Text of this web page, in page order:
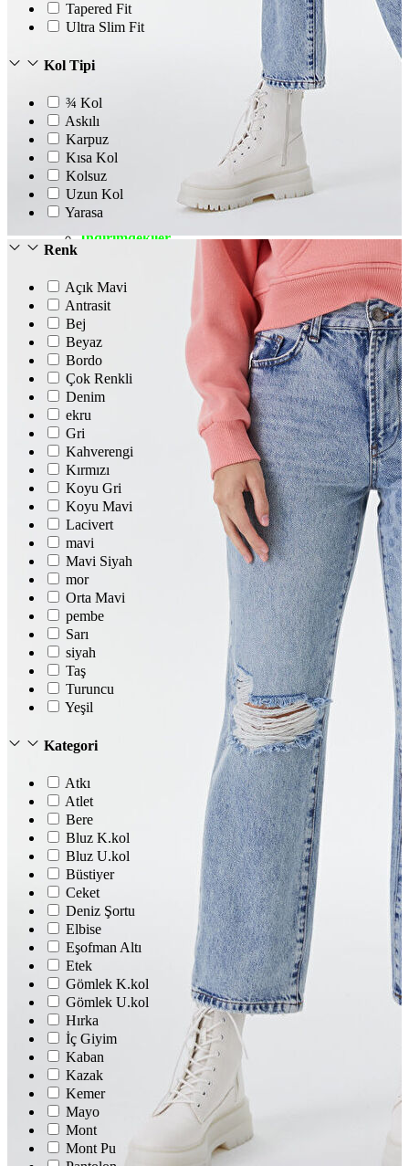
Erkek
Öne Çıkanlar
Yaz Ürünleri
İndirimdekiler
Online Özel Koleksiyon
Jean Pantolon
Pantolon
Gömlek
Sweatshirt
T-shirt
Polo
Şort
Deniz Şortu
Atlet
Hırka
Eşofman Altı
Yağmurluk
Dış Giyim
Mont
Ceket
Kaban
Trenchcoat
Tapered Fit
Ultra Slim Fit
Kol Tipi
¾ Kol
Askılı
Karpuz
Kısa Kol
Kolsuz
Uzun Kol
Yarasa
Renk
Açık Mavi
Antrasit
Bej
Beyaz
Bordo
Çok Renkli
Denim
ekru
Gri
Kahverengi
Kırmızı
Koyu Gri
Koyu Mavi
Lacivert
mavi
Mavi Siyah
mor
Orta Mavi
pembe
Sarı
siyah
Taş
Turuncu
Yeşil
Kategori
Atkı
Atlet
Bere
Bluz K.kol
Bluz U.kol
Büstiyer
Ceket
Deniz Şortu
Elbise
Eşofman Altı
Etek
Gömlek K.kol
Gömlek U.kol
Hırka
İç Giyim
Kaban
Kazak
Kemer
Mayo
Mont
Mont Pu